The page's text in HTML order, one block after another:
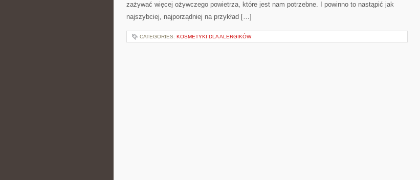
zażywać więcej ożywczego powietrza, które jest nam potrzebne. I powinno to nastąpić jak
najszybciej, najporządniej na przykład […]
CATEGORIES: KOSMETYKI DLA ALERGIKÓW